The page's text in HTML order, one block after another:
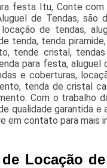
festa Itu, Conte com
de Tendas, são
de tendas,
tenda, tenda
tende cristal,
para festa, aluguel
e coberturas,
tenda de cristal
Com o trabalho
qualidade garantida e
em contato para mais
Locação